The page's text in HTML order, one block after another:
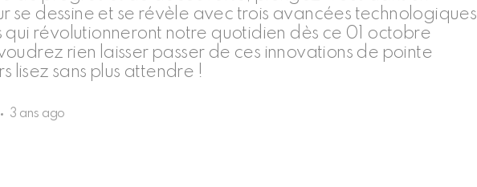
se dessine et se révèle avec trois avancées technologiques
révolutionneront notre quotidien dès ce 01 octobre
rien laisser passer de ces innovations de pointe
lisez sans plus attendre !
3 ans ago